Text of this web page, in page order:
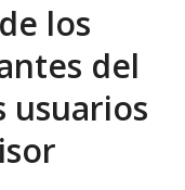
los
del
usuarios